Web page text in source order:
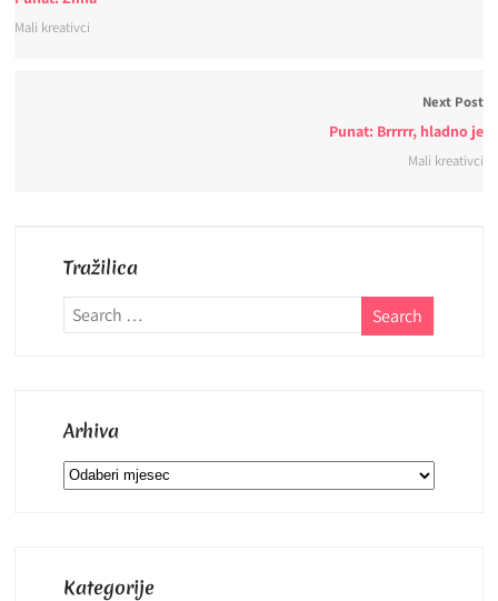
Mali kreativci
Next Post
Punat: Brrrrr, hladno je
Mali kreativci
Tražilica
Arhiva
Arhiva
Kategorije